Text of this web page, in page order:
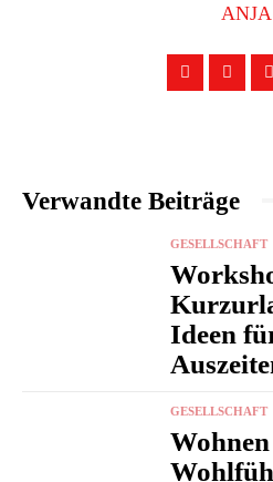
ANJA
Verwandte Beiträge
GESELLSCHAFT
Ideen
GESELLSCHAFT